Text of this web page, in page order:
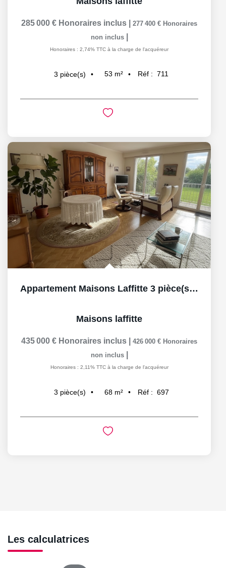
285 000 € Honoraires inclus 277 400 € Honoraires
non inclus
Honoraires : 2,74% TTC à la charge de l'acquéreur
3 pièce(s) 53 m² Réf : 711
Appartement Maisons Laffitte 3 pièce(s) 68 m2, BOX et cave
Maisons laffitte
435 000 € Honoraires inclus 426 000 € Honoraires
non inclus
Honoraires : 2,11% TTC à la charge de l'acquéreur
3 pièce(s) 68 m² Réf : 697
Les calculatrices